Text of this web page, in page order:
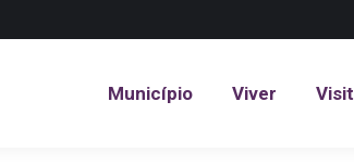
Município Viver
Município Viver